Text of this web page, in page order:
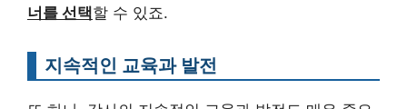
너를 선택할 수 있죠.
지속적인 교육과 발전